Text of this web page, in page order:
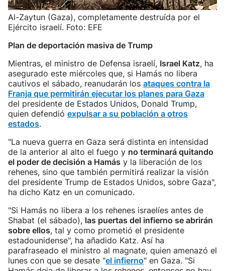
Al-Zaytun (Gaza), completamente destruída por el
Ejército israelí. Foto: EFE
Plan de deportación masiva de Trump
Mientras, el ministro de Defensa israelí, Israel Katz, ha
asegurado este miércoles que, si Hamás no libera
cautivos el sábado, reanudarán los ataques contra la
Franja que permitirán ejecutar los planes para Gaza
del presidente de Estados Unidos, Donald Trump,
quien defendió expulsar a su población a otros
estados.
"La nueva guerra en Gaza será distinta en intensidad
de la anterior al alto el fuego y no terminará quitando
el poder de decisión a Hamás y la liberación de los
rehenes, sino que también permitirá realizar la visión
del presidente Trump de Estados Unidos, sobre Gaza",
ha dicho Katz en un comunicado.
"Si Hamás no libera a los rehenes israelíes antes de
Shabat (el sábado), las puertas del infierno se abrirán
sobre ellos, tal y como prometió el presidente
estadounidense", ha añadido Katz. Así ha
parafraseado el ministro al magnate, quien amenazó el
lunes con que se desate "el infierno" en Gaza. "Si